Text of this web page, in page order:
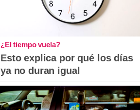
¿El tiempo vuela?
Esto explica por qué los días
ya no duran igual